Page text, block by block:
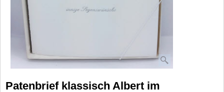
Patenbrief klassisch Albert im